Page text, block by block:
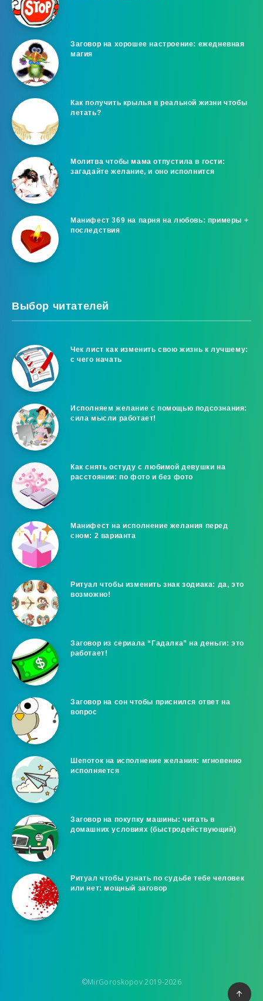
Заговор на хорошее настроение: ежедневная
магия
Как получить крылья в реальной жизни чтобы
летать?
Молитва чтобы мама отпустила в гости:
загадайте желание, и оно исполнится
Манифест 369 на парня на любовь: примеры +
последствия
Выбор читателей
Чек лист как изменить свою жизнь к лучшему:
с чего начать
Исполняем желание с помощью подсознания:
сила мысли работает!
Как снять остуду с любимой девушки на
расстоянии: по фото и без фото
Манифест на исполнение желания перед
сном: 2 варианта
Ритуал чтобы изменить знак зодиака: да, это
возможно!
Заговор из сериала “Гадалка” на деньги: это
работает!
Заговор на сон чтобы приснился ответ на
вопрос
Шепоток на исполнение желания: мгновенно
исполняется
Заговор на покупку машины: читать в
домашних условиях (быстродействующий)
Ритуал чтобы узнать по судьбе тебе человек
или нет: мощный заговор
©MirGoroskopov 2019-2026